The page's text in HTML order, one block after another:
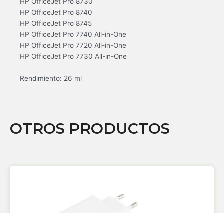
HP OfficeJet Pro 8730
HP OfficeJet Pro 8740
HP OfficeJet Pro 8745
HP OfficeJet Pro 7740 All-in-One
HP OfficeJet Pro 7720 All-in-One
HP OfficeJet Pro 7730 All-in-One
Rendimiento: 26 ml
OTROS PRODUCTOS